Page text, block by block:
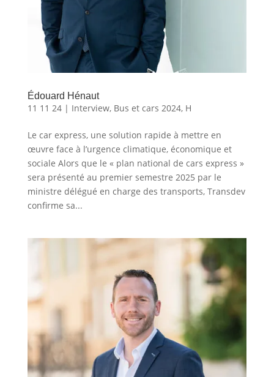
Édouard Hénaut
11 11 24| Interview, Bus et cars 2024, H
Le car express, une solution rapide à mettre en
œuvre face à l’urgence climatique, économique et
sociale Alors que le « plan national de cars express »
sera présenté au premier semestre 2025 par le
ministre délégué en charge des transports, Transdev
confirme sa...